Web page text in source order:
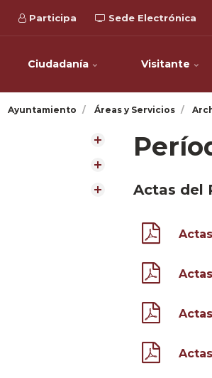
Participa Sede Electrónica
Ciudadanía Visitante
Ayuntamiento Áreas y Servicios
Actas del